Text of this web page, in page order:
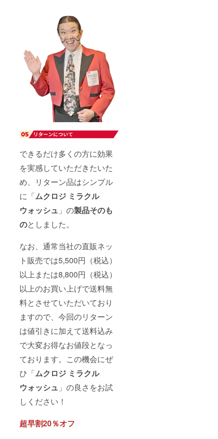
できるだけ多くの方に効果
を実感していただきたいた
め、リターン品はシンプル
に「ムクロジ ミラクル
ウォッシュ 」の製品そのも
のとしました。
なお、通常当社の直販ネッ
ト販売では5,500円（税込）
以上または8,800円（税込）
以上のお買い上げで送料無
料とさせていただいており
ますので、今回のリターン
は値引きに加えて送料込み
で大変お得なお値段となっ
ております。この機会にぜ
ひ「ムクロジ ミラクル
ウォッシュ 」の良さをお試
しください！
超早割20％オフ